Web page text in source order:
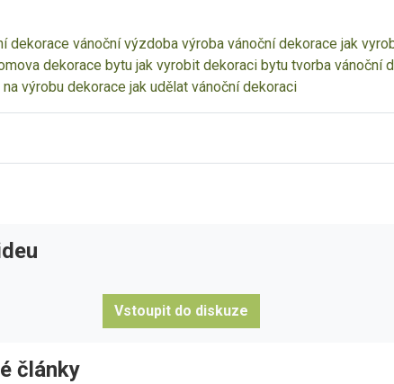
dekorace vánoční výzdoba výroba vánoční dekorace jak
dekorace bytu jak vyrobit dekoraci bytu tvorba vánoční
na výrobu dekorace jak udělat vánoční dekoraci
Vstoupit do diskuze
články